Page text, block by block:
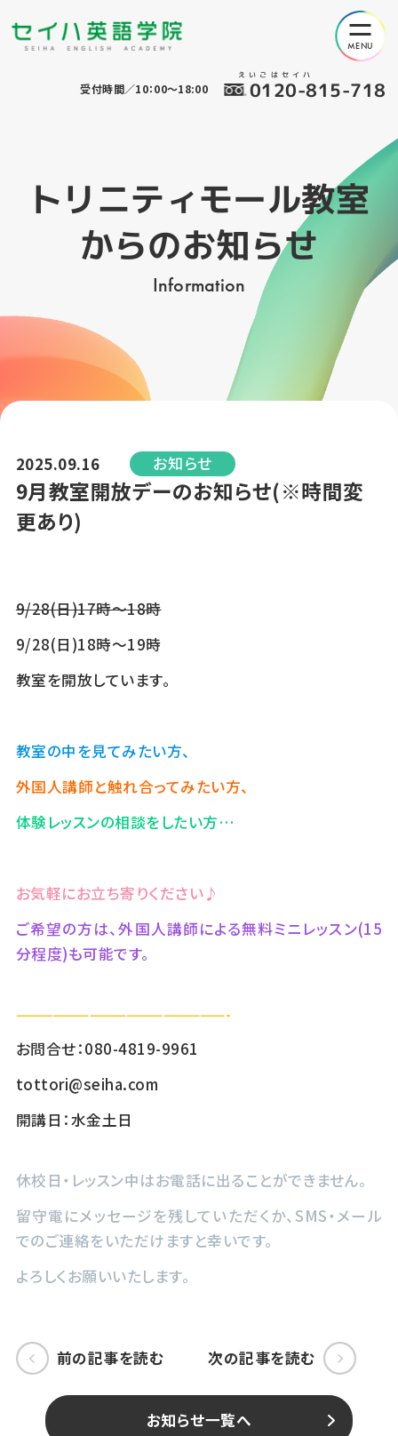
えいごはセイハ
0120-815-718
受付時間／10：00～18:00
トリニティモール教室
からのお知らせ
Information
2025.09.16 お知らせ
9月教室開放デーのお知らせ(※時間変
更あり)
9/28(日)17時～18時
9/28(日)18時～19時
教室を開放しています。
教室の中を見てみたい方、
外国人講師と触れ合ってみたい方、
体験レッスンの相談をしたい方…
お気軽にお立ち寄りください♪
ご希望の方は、外国人講師による無料ミニレッスン(15
分程度)も可能です。
—————————————————-
お問合せ：080-4819-9961
tottori@seiha.com
開講日：水金土日
休校日・レッスン中はお電話に出ることができません。
留守電にメッセージを残していただくか、SMS・メール
でのご連絡をいただけますと幸いです。
よろしくお願いいたします。
前の記事を読む 次の記事を読む
お知らせ一覧へ